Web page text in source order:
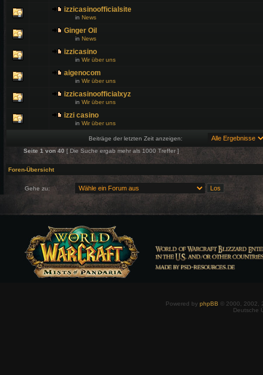
izzicasinoofficialsite
in News
Ginger Oil
in News
izzicasino
in Wir über uns
aigenocom
in Wir über uns
izzicasinoofficialxyz
in Wir über uns
izzi casino
in Wir über uns
Beiträge der letzten Zeit anzeigen:
Seite 1 von40 [ Die Suche ergab mehr als 1000 Treffer ]
Foren-Übersicht
Gehe zu:
Powered by phpBB © 2000, 2002,
Deutsche